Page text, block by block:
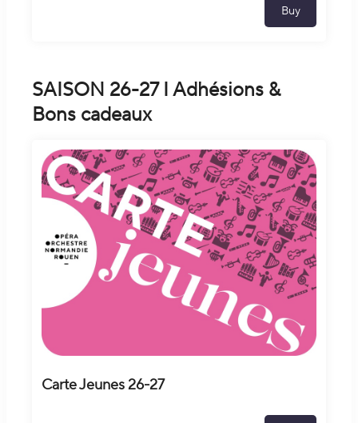
Buy
SAISON 26-27 I Adhésions &
Bons cadeaux
Carte Jeunes 26-27